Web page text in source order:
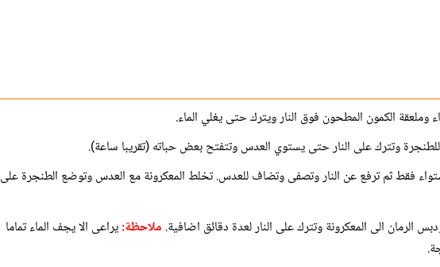
وتترك على النار حتى يستوي العدس وتتفتح بعض حباته (تقريبا ساعة).
فقط ثم ترفع عن النار وتصفى وتضاف للعدس. تخلط المعكرونة مع العدس وتوضع الطنجرة على
الرمان الى المعكرونة وتترك على النار لعدة دقائق اضافية. ملاحظة:يراعى الا يجف الماء تماما